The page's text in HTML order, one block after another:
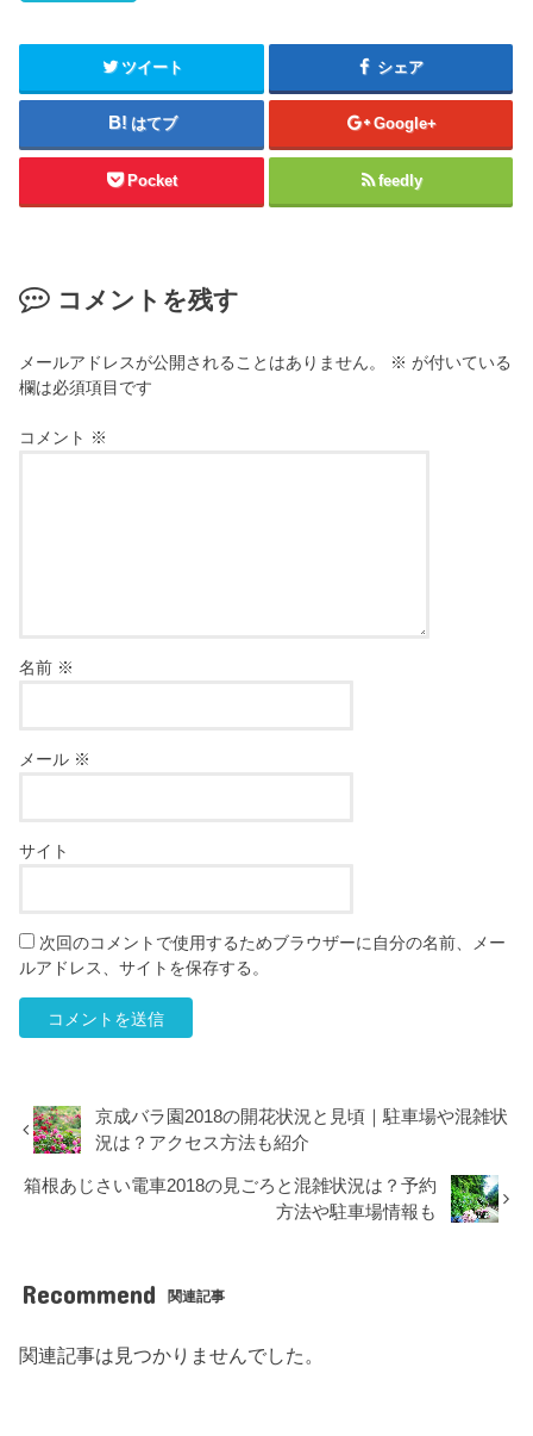
ツイート シェア
はてブ Google+
Pocket feedly
コメントを残す
メールアドレスが公開されることはありません。 ※ が付いている
欄は必須項目です
コメント ※
名前 ※
メール ※
サイト
次回のコメントで使用するためブラウザーに自分の名前、メー
ルアドレス、サイトを保存する。
京成バラ園2018の開花状況と見頃｜駐車場や混雑状
況は？アクセス方法も紹介
箱根あじさい電車2018の見ごろと混雑状況は？予約
方法や駐車場情報も
Recommend 関連記事
関連記事は見つかりませんでした。